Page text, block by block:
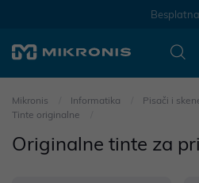
Mikronis Informatika Pisači i
Tinte originalne
Originalne tinte za